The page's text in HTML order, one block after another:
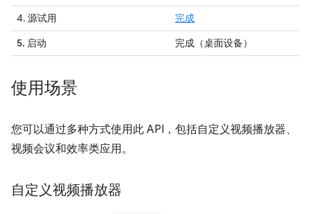
4. 源试用
完成
5. 启动
完成 （桌面设备）
使用场景
您可以通过多种方式使用此 API，包括自定义视频播放器、
视频会议和效率类应用。
自定义视频播放器